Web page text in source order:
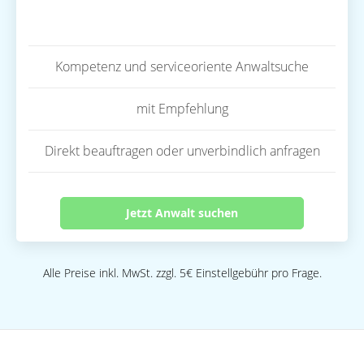
Kompetenz und serviceoriente Anwaltsuche
mit Empfehlung
Direkt beauftragen oder unverbindlich anfragen
Jetzt Anwalt suchen
Alle Preise inkl. MwSt. zzgl. 5€ Einstellgebühr pro Frage.